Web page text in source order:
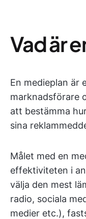
Vad är
En medieplan är
marknadsförare
att bestämma
sina
Målet med en
effektiviteten i
välja den mest
radio, sociala
medier etc.),